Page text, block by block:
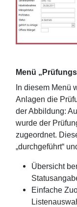
Menü
In diesem Menü
Anlagen die
der Abbildung:
wurde der
zugeordnet.
„durchgeführt“
Übersicht
Einfache